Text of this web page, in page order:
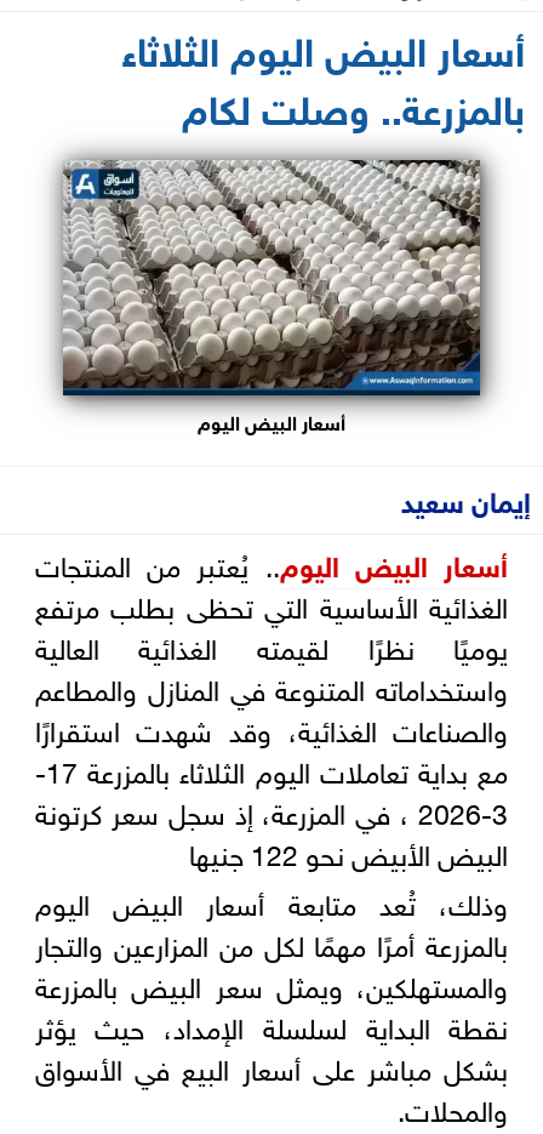
أسعار البيض اليوم الثلاثاء
بالمزرعة.. وصلت لكام
أسعار البيض اليوم
إيمان سعيد
أسعار البيض اليوم.. يُعتبر من المنتجات
الغذائية الأساسية التي تحظى بطلب مرتفع
يوميًا نظرًا لقيمته الغذائية العالية
واستخداماته المتنوعة في المنازل والمطاعم
والصناعات الغذائية، وقد شهدت استقرارًا
مع بداية تعاملات اليوم الثلاثاء بالمزرعة 17-
3-2026 ، في المزرعة، إذ سجل سعر كرتونة
البيض الأبيض نحو 122 جنيها
وذلك، تُعد متابعة أسعار البيض اليوم
بالمزرعة أمرًا مهمًا لكل من المزارعين والتجار
والمستهلكين، ويمثل سعر البيض بالمزرعة
نقطة البداية لسلسلة الإمداد، حيث يؤثر
بشكل مباشر على أسعار البيع في الأسواق
والمحلات.